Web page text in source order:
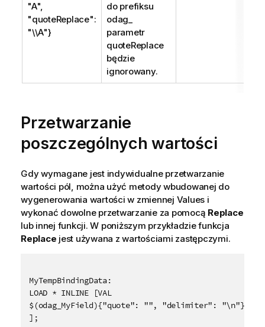
"A",
"quoteReplace":
"\\A"}
do prefiksu
odag_
parametr
quoteReplace
będzie
ignorowany.
Przetwarzanie
poszczególnych wartości
Gdy wymagane jest indywidualne przetwarzanie
wartości pól, można użyć metody wbudowanej do
wygenerowania wartości w zmiennej Values i
wykonać dowolne przetwarzanie za pomocą Replace
lub innej funkcji. W poniższym przykładzie funkcja
Replace jest używana z wartościami zastępczymi.
MyTempBindingData:
LOAD * INLINE [VAL
$(odag_MyField){"quote": "", "delimiter": "\n"}
];